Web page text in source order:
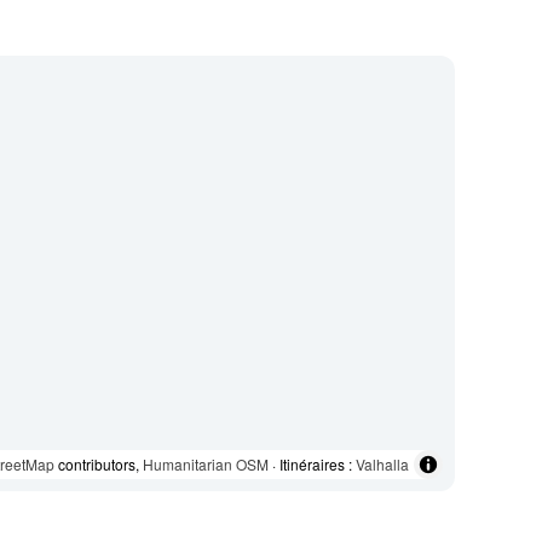
contributors, Humanitarian OSM · Itinéraires :Valhalla